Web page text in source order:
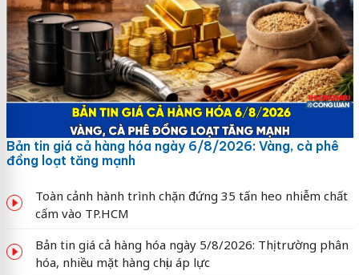
Bản tin giá cả hàng hóa ngày 6/8/2026: Vàng, cà phê
đồng loạt tăng mạnh
Toàn cảnh hành trình chặn đứng 35 tấn heo nhiễm chất
cấm vào TP.HCM
Bản tin giá cả hàng hóa ngày 5/8/2026: Thị trường phân
hóa, nhiều mặt hàng chịu áp lực